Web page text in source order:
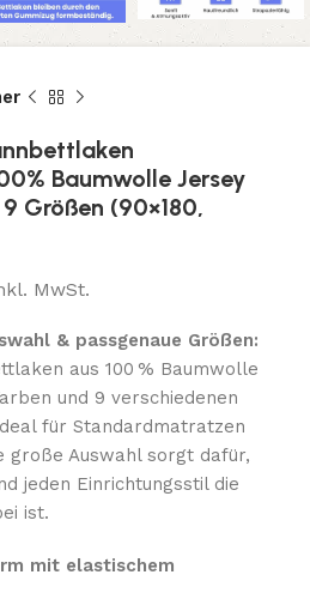
Baumwolle Jersey
Größen (90×180,
MwSt.
& passgenaue Größen:
aus 100 % Baumwolle
und 9 verschiedenen
für Standardmatratzen
große Auswahl sorgt dafür,
jeden Einrichtungsstil die
ist.
mit elastischem